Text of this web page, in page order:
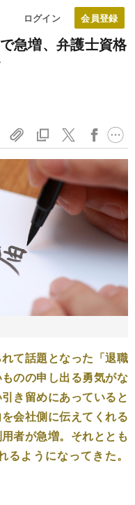
ログイン
急増、弁護士資格
て話題となった「退職
のの申し出る勇気がな
き留めにあっていると
会社側に伝えてくれる
者が急増。それととも
ようになってきた。